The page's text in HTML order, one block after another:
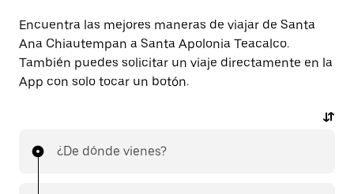
Encuentra las mejores maneras de viajar de Santa
Ana Chiautempan a Santa Apolonia Teacalco.
También puedes solicitar un viaje directamente en la
App con solo tocar un botón.
¿De dónde vienes?